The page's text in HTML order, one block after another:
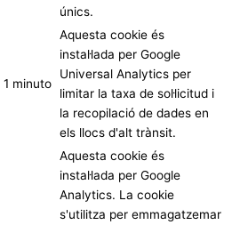
únics.
1 minuto
Aquesta cookie és
instal·lada per Google
Universal Analytics per
limitar la taxa de sol·licitud i
la recopilació de dades en
els llocs d'alt trànsit.
Aquesta cookie és
instal·lada per Google
Analytics. La cookie
s'utilitza per emmagatzemar